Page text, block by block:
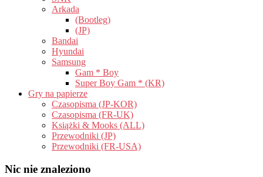
Arkada
(Bootleg)
(JP)
Bandai
Hyundai
Samsung
Gam * Boy
Super Boy Gam * (KR)
Gry na papierze
Czasopisma (JP-KOR)
Czasopisma (FR-UK)
Książki & Mooks (ALL)
Przewodniki (JP)
Przewodniki (FR-USA)
Nic nie znaleziono